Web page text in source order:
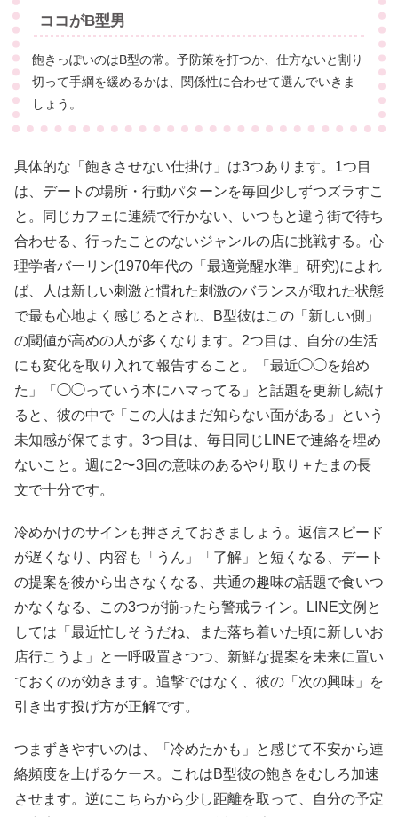
ココがB型男
飽きっぽいのはB型の常。予防策を打つか、仕方ないと割り
切って手綱を緩めるかは、関係性に合わせて選んでいきま
しょう。
具体的な「飽きさせない仕掛け」は3つあります。1つ目
は、デートの場所・行動パターンを毎回少しずつズラすこ
と。同じカフェに連続で行かない、いつもと違う街で待ち
合わせる、行ったことのないジャンルの店に挑戦する。心
理学者バーリン(1970年代の「最適覚醒水準」研究)によれ
ば、人は新しい刺激と慣れた刺激のバランスが取れた状態
で最も心地よく感じるとされ、B型彼はこの「新しい側」
の閾値が高めの人が多くなります。2つ目は、自分の生活
にも変化を取り入れて報告すること。「最近◯◯を始め
た」「◯◯っていう本にハマってる」と話題を更新し続け
ると、彼の中で「この人はまだ知らない面がある」という
未知感が保てます。3つ目は、毎日同じLINEで連絡を埋め
ないこと。週に2〜3回の意味のあるやり取り＋たまの長
文で十分です。
冷めかけのサインも押さえておきましょう。返信スピード
が遅くなり、内容も「うん」「了解」と短くなる、デート
の提案を彼から出さなくなる、共通の趣味の話題で食いつ
かなくなる、この3つが揃ったら警戒ライン。LINE文例と
しては「最近忙しそうだね、また落ち着いた頃に新しいお
店行こうよ」と一呼吸置きつつ、新鮮な提案を未来に置い
ておくのが効きます。追撃ではなく、彼の「次の興味」を
引き出す投げ方が正解です。
つまずきやすいのは、「冷めたかも」と感じて不安から連
絡頻度を上げるケース。これはB型彼の飽きをむしろ加速
させます。逆にこちらから少し距離を取って、自分の予定